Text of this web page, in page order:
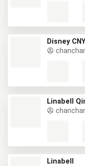
Disney CNY
Linabell
Linabell